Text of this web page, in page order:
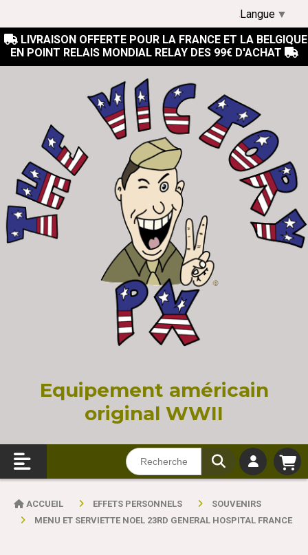
 LIVRAISON OFFERTE POUR LA FRANCE ET LA BELGIQUE
EN POINT RELAIS MONDIAL RELAY DES 99€ D'ACHAT 
Equipement américain
original WWII
ACCUEIL EFFETS PERSONNELS
SOUVENIRS
MENU ET SERVIETTE NOEL 23RD GENERAL HOSPITAL FRANCE
Langue ▼